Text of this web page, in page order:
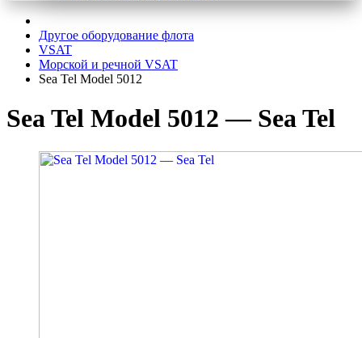
Другое оборудование флота
VSAT
Морской и речной VSAT
Sea Tel Model 5012
Sea Tel Model 5012 — Sea Tel